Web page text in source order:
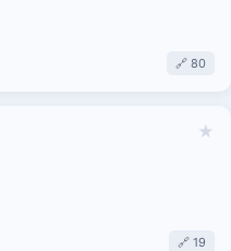
🔗 80
★
🔗 19